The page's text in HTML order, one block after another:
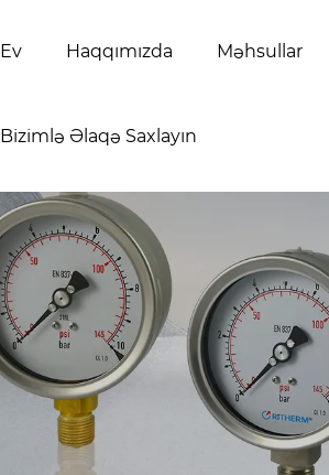
Ev Haqqımızda Məhsullar
Bizimlə Əlaqə Saxlayın